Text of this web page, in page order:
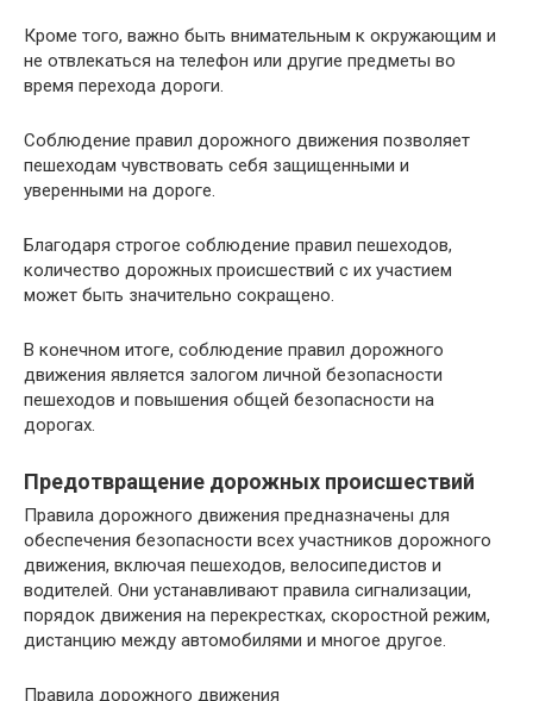
Кроме того, важно быть внимательным к окружающим и
не отвлекаться на телефон или другие предметы во
время перехода дороги.
Соблюдение правил дорожного движения позволяет
пешеходам чувствовать себя защищенными и
уверенными на дороге.
Благодаря строгое соблюдение правил пешеходов,
количество дорожных происшествий с их участием
может быть значительно сокращено.
В конечном итоге, соблюдение правил дорожного
движения является залогом личной безопасности
пешеходов и повышения общей безопасности на
дорогах.
Предотвращение дорожных происшествий
Правила дорожного движения предназначены для
обеспечения безопасности всех участников дорожного
движения, включая пешеходов, велосипедистов и
водителей. Они устанавливают правила сигнализации,
порядок движения на перекрестках, скоростной режим,
дистанцию между автомобилями и многое другое.
Правила дорожного движения